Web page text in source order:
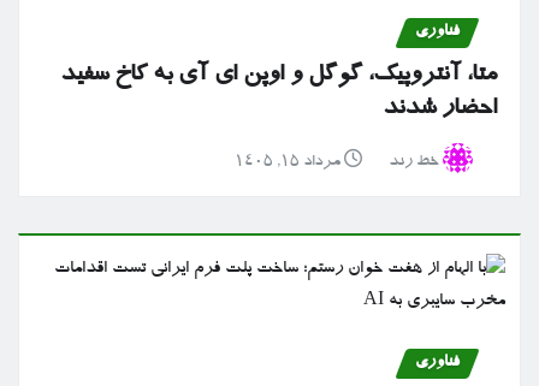
فناوری
متا، آنتروپیک، گوگل و اوپن ای آی به کاخ سفید
احضار شدند
خط رند مرداد ۱۵, ۱۴۰۵
فناوری